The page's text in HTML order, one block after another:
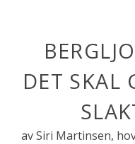
DET SKAL
av Siri Martinsen,